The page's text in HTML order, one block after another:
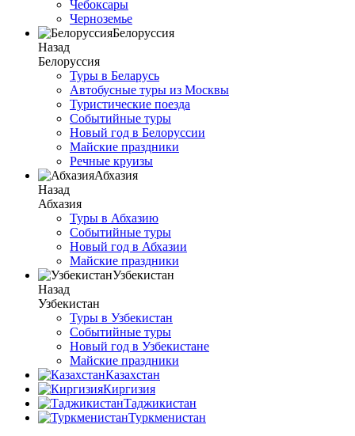
Чебоксары
Черноземье
Белоруссия
Назад
Белоруссия
Туры в Беларусь
Автобусные туры из Москвы
Туристические поезда
Событийные туры
Новый год в Белоруссии
Майские праздники
Речные круизы
Абхазия
Назад
Абхазия
Туры в Абхазию
Событийные туры
Новый год в Абхазии
Майские праздники
Узбекистан
Назад
Узбекистан
Туры в Узбекистан
Событийные туры
Новый год в Узбекистане
Майские праздники
Казахстан
Киргизия
Таджикистан
Туркменистан